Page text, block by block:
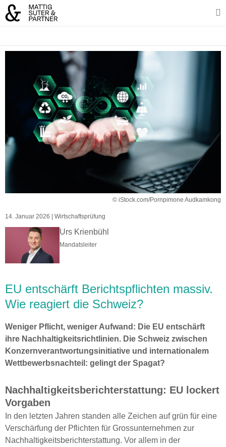
© iStock.com/Pornpimone Audkamkong
14. Januar 2026 | Wirtschaftsprüfung
Urs Krienbühl
Mandatsleiter
EU entschärft Berichtspflichten massiv.
Wie reagiert die Schweiz?
Weniger Pflicht, weniger Aufwand: Die EU entschärft
ihre Nachhaltigkeitsrichtlinien. Die Schweiz zwischen
Konzernverantwortungsinitiative und internationalem
Wettbewerbsnachteil: gelingt der Spagat?
Nachhaltigkeitsberichterstattung: EU lockert
Vorgaben
In den letzten Jahren standen alle Zeichen auf grün für eine
Verschärfung der Pflichten für Grossunternehmen zur
Nachhaltigkeitsberichterstattung. Vor allem in der